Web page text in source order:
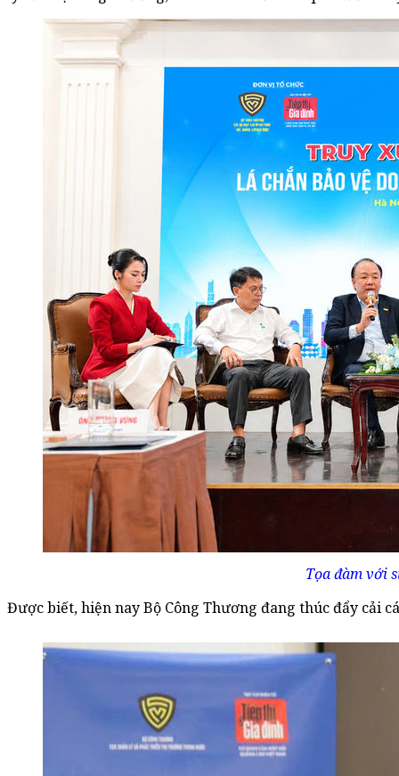
Tọa đàm với
Được biết, hiện nay Bộ Công Thương đang thúc đẩy cải